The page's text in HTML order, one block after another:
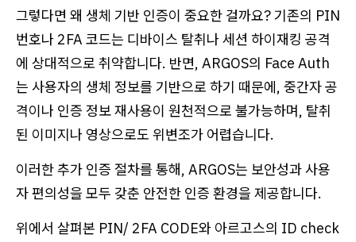
그렇다면 왜 생체 기반 인증이 중요한 걸까요? 기존의 PIN
번호나 2FA 코드는 디바이스 탈취나 세션 하이재킹 공격
에 상대적으로 취약합니다. 반면, ARGOS의 Face Auth
는 사용자의 생체 정보를 기반으로 하기 때문에, 중간자 공
격이나 인증 정보 재사용이 원천적으로 불가능하며, 탈취
된 이미지나 영상으로도 위변조가 어렵습니다.
이러한 추가 인증 절차를 통해, ARGOS는 보안성과 사용
자 편의성을 모두 갖춘 안전한 인증 환경을 제공합니다.
위에서 살펴본 PIN/ 2FA CODE와 아르고스의 ID check